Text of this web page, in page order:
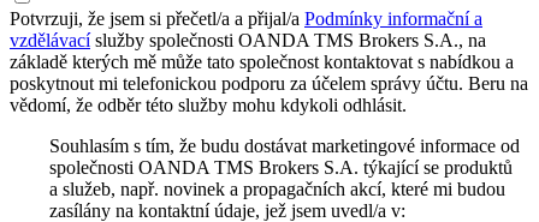
Potvrzuji, že jsem si přečetl/a a přijal/a Podmínky informační a
vzdělávacíslužby společnosti OANDA TMS Brokers S.A., na
základě kterých mě může tato společnost kontaktovat s nabídkou a
poskytnout mi telefonickou podporu za účelem správy účtu. Beru na
vědomí, že odběr této služby mohu kdykoli odhlásit.
Souhlasím s tím, že budu dostávat marketingové informace od
společnosti OANDA TMS Brokers S.A. týkající se produktů
a služeb, např. novinek a propagačních akcí, které mi budou
zasílány na kontaktní údaje, jež jsem uvedl/a v: